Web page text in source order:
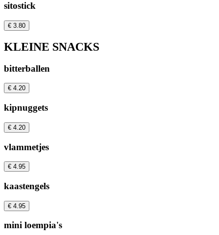
sitostick
€ 3.80
KLEINE SNACKS
bitterballen
€ 4.20
kipnuggets
€ 4.20
vlammetjes
€ 4.95
kaastengels
€ 4.95
mini loempia's